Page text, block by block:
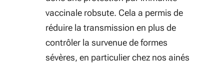
vaccinale robsute. Cela a permis de
réduire la transmission en plus de
contrôler la survenue de formes
sévères, en particulier chez nos ainés